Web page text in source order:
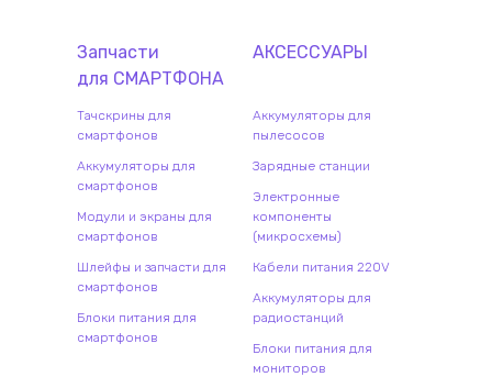
Запчасти
для СМАРТФОНА
Тачскрины для
смартфонов
Аккумуляторы для
смартфонов
Модули и экраны для
смартфонов
Шлейфы и запчасти для
смартфонов
Блоки питания для
смартфонов
АКСЕССУАРЫ
Аккумуляторы для
пылесосов
Зарядные станции
Электронные
компоненты
(микросхемы)
Кабели питания 220V
Аккумуляторы для
радиостанций
Блоки питания для
мониторов